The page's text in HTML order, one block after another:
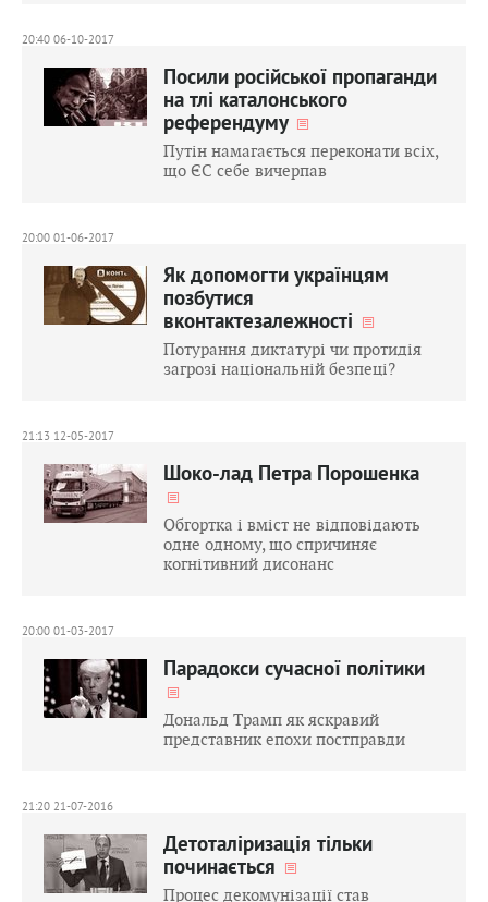
20:40 06-10-2017
Посили російської пропаганди
на тлі каталонського
референдуму
Путін намагається переконати всіх,
що ЄС себе вичерпав
20:00 01-06-2017
Як допомогти українцям
позбутися
вконтактезалежності
Потурання диктатурі чи протидія
загрозі національній безпеці?
21:13 12-05-2017
Шоко-лад Петра Порошенка
Обгортка і вміст не відповідають
одне одному, що спричиняє
когнітивний дисонанс
20:00 01-03-2017
Парадокси сучасної політики
Дональд Трамп як яскравий
представник епохи постправди
21:20 21-07-2016
Детоталіризація тільки
починається
Процес декомунізації став